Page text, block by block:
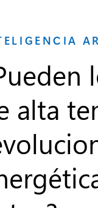
alta